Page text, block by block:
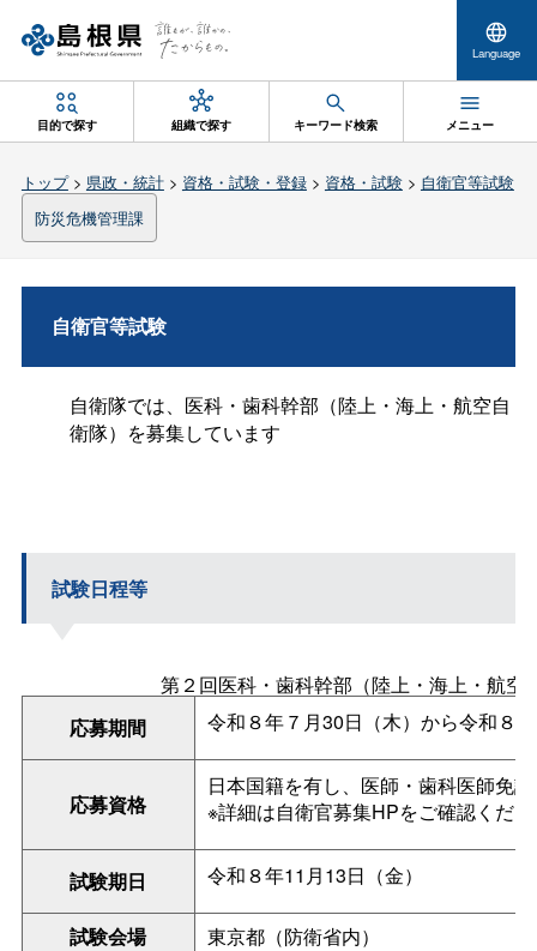
Language
目的で探す 組織で探す キーワード検索 メニュー
トップ> 県政・統計> 資格・試験・登録> 資格・試験> 自衛官等試験
防災危機管理課
自衛官等試験
自衛隊では、医科・歯科幹部（陸上・海上・航空自
衛隊）を募集しています
試験日程等
第２回医科・歯科幹部（陸上・海上・航空
応募期間
令和８年７月30日（木）から令和８
応募資格
日本国籍を有し、医師・歯科医師免
※詳細は自衛官募集HPをご確認くだ
試験期日 令和８年11月13日（金）
試験会場
東京都（防衛省内）